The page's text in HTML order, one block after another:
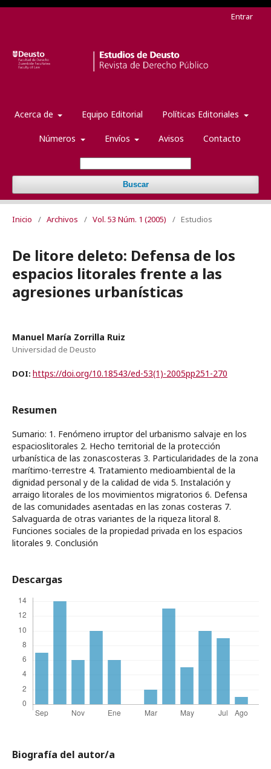
Acerca de Equipo Editorial Políticas Editoriales
Números Envíos Avisos Contacto
Buscar
Entrar
Inicio / Archivos / Vol. 53 Núm. 1 (2005) / Estudios
De litore deleto: Defensa de los
espacios litorales frente a las
agresiones urbanísticas
Manuel María Zorrilla Ruiz
Universidad de Deusto
DOI: https://doi.org/10.18543/ed-53(1)-2005pp251-270
Resumen
Sumario: 1. Fenómeno irruptor del urbanismo salvaje en los
espacioslitorales 2. Hecho territorial de la protección
urbanística de las zonascosteras 3. Particularidades de la zona
marítimo-terrestre 4. Tratamiento medioambiental de la
dignidad personal y de la calidad de vida 5. Instalación y
arraigo litorales de los movimientos migratorios 6. Defensa
de las comunidades asentadas en las zonas costeras 7.
Salvaguarda de otras variantes de la riqueza litoral 8.
Funciones sociales de la propiedad privada en los espacios
litorales 9. Conclusión
Descargas
Biografía del autor/a